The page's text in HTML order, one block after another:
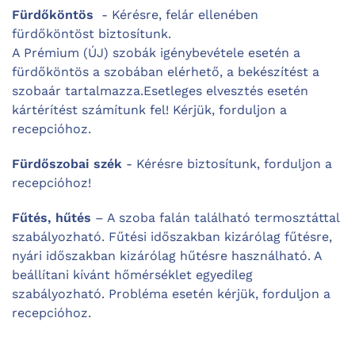
Fürdőköntös - Kérésre, felár ellenében
fürdőköntöst biztosítunk.
A Prémium (ÚJ) szobák igénybevétele esetén a
fürdőköntös a szobában elérhető, a bekészítést a
szobaár tartalmazza.Esetleges elvesztés esetén
kártérítést számítunk fel! Kérjük, forduljon a
recepcióhoz.
Fürdőszobai szék - Kérésre biztosítunk, forduljon a
recepcióhoz!
Fűtés, hűtés – A szoba falán található termosztáttal
szabályozható. Fűtési időszakban kizárólag fűtésre,
nyári időszakban kizárólag hűtésre használható. A
beállítani kívánt hőmérséklet egyedileg
szabályozható. Probléma esetén kérjük, forduljon a
recepcióhoz.